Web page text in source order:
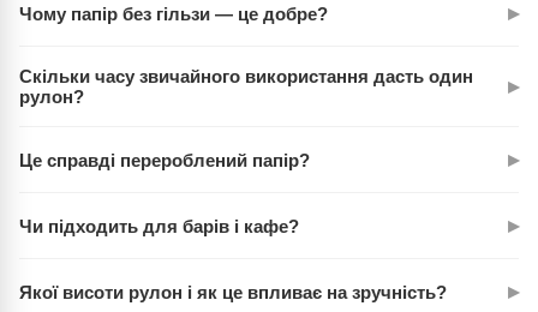
Чому папір без гільзи — це добре? ▸
місця в шафі. Плюс — менше відходів у виробництві. Мінус
Скільки часу звичайного використання дасть один
рулон?
▸
тижня-зі в залежності від інтенсивності використання. Для
Це справді перероблений папір? ▸
був у вжитку раніше. Безпечно для здоров'я, дешевше й
Чи підходить для барів і кафе? ▸
— кафе, барах, готелях. Однак перевірте обсяги закупівлі:
Якої висоти рулон і як це впливає на зручність? ▸